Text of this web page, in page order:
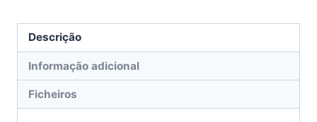
Descrição
Informação adicional
Ficheiros